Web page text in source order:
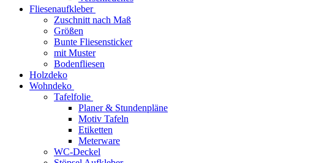
Fliesenaufkleber
Zuschnitt nach Maß
Größen
Bunte Fliesensticker
mit Muster
Bodenfliesen
Holzdeko
Wohndeko
Tafelfolie
Planer & Stundenpläne
Motiv Tafeln
Etiketten
Meterware
WC-Deckel